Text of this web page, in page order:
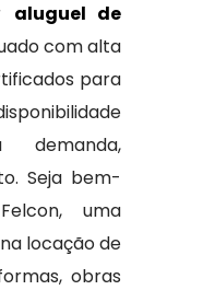
aluguel de
com alta
para
Seja bem-
uma
locação de
obras